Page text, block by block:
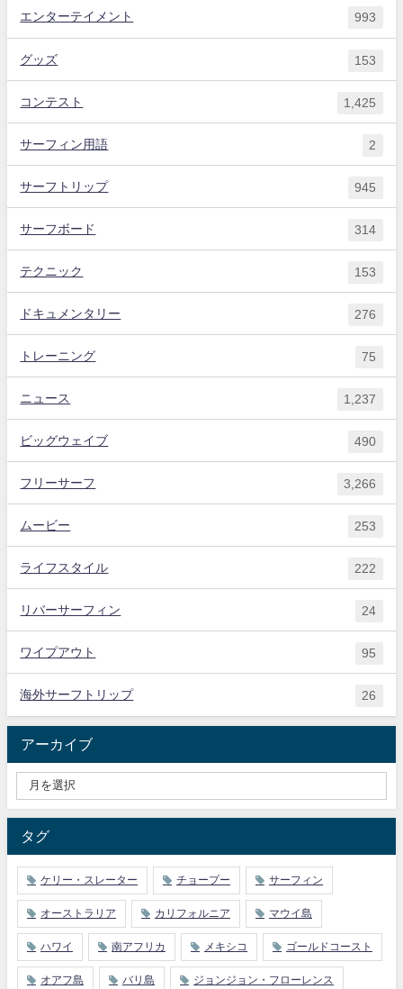
エンターテイメント 993
グッズ 153
コンテスト 1,425
サーフィン用語 2
サーフトリップ 945
サーフボード 314
テクニック 153
ドキュメンタリー 276
トレーニング 75
ニュース 1,237
ビッグウェイブ 490
フリーサーフ 3,266
ムービー 253
ライフスタイル 222
リバーサーフィン 24
ワイプアウト 95
海外サーフトリップ 26
アーカイブ
タグ
ケリー・スレーター チョープー サーフィン
オーストラリア カリフォルニア マウイ島
ハワイ 南アフリカ メキシコ ゴールドコースト
オアフ島 バリ島 ジョンジョン・フローレンス